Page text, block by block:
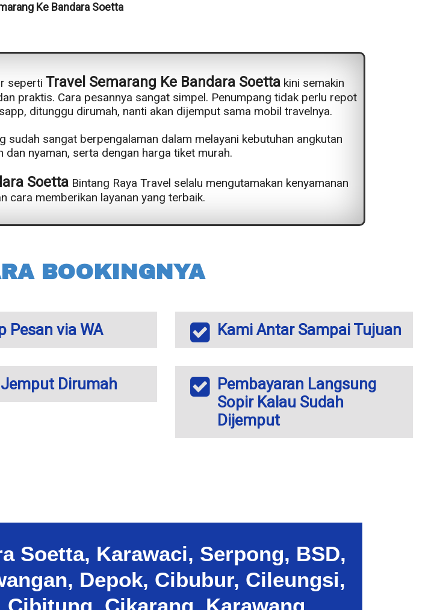
Ke Bandara Soetta
seperti Travel Semarang Ke Bandara Soettakini semakin
praktis. Cara pesannya sangat simpel. Penumpang tidak perlu repot
ditunggu dirumah, nanti akan dijemput sama mobil travelnya.
sudah sangat berpengalaman dalam melayani kebutuhan angkutan
nyaman, serta dengan harga tiket murah.
Soetta Bintang Raya Travel selalu mengutamakan kenyamanan
cara memberikan layanan yang terbaik.
BOOKINGNYA
Pesan via WA
Dirumah
Kami Antar Sampai Tujuan
Pembayaran Langsung
Sopir Kalau Sudah
Dijemput
Soetta, Karawaci, Serpong, BSD,
Depok, Cibubur, Cileungsi,